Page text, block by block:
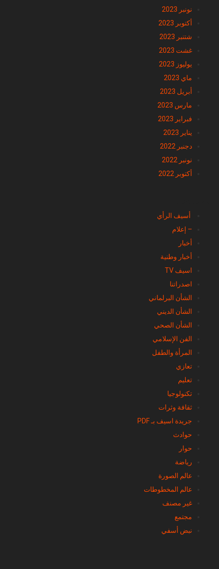
نونبر 2023
أكتوبر 2023
شتنبر 2023
غشت 2023
يوليوز 2023
ماي 2023
أبريل 2023
مارس 2023
فبراير 2023
يناير 2023
دجنبر 2022
نونبر 2022
أكتوبر 2022
أسيف الرأي
– إعلام
أخبار
أخبار وطنية
اسيف TV
اصدراتنا
الشأن البرلماني
الشأن الديني
الشأن الصحي
الفن الإسلامي
المرأة والطفل
تعازي
تعليم
تكنولوجيا
ثقافة وثرات
جريدة اسيف بـ PDF
حوادث
حوار
رياضة
عالم الصورة
عالم المخطوطات
غير مصنف
مجتمع
نبض أسفي